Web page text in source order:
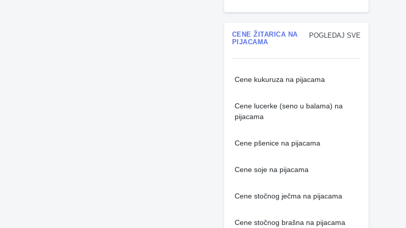
POGLEDAJ SVE
CENE ŽITARICA NA
PIJACAMA
Cene kukuruza na pijacama
Cene lucerke (seno u balama) na
pijacama
Cene pšenice na pijacama
Cene soje na pijacama
Cene stočnog ječma na pijacama
Cene stočnog brašna na pijacama